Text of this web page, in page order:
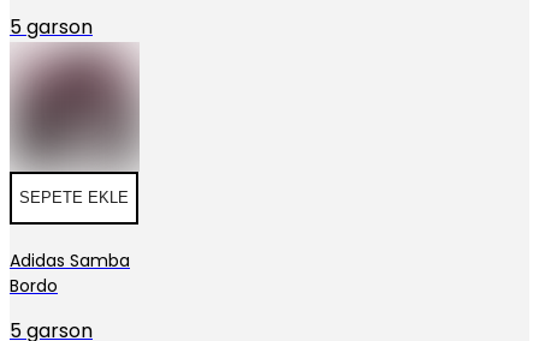
5 garson
SEPETE EKLE
Adidas Samba
Bordo
5 garson